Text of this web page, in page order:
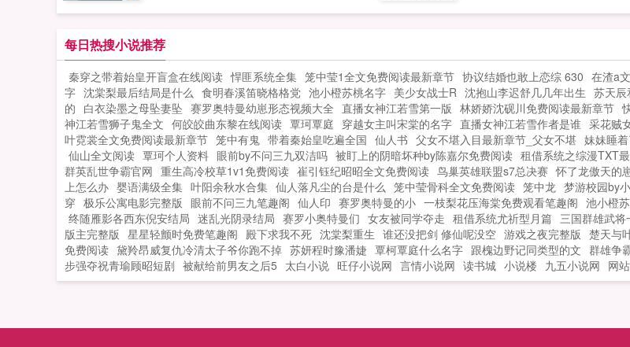
得没话说，已经饿了三天的他，直勾勾地
亮，但生平第一次被人直勾勾地盯着还有
些不自在，于是他做了个决定，把饭送给
他！他看我眼神不对是喜欢我吧他主动送
我饭是喜欢我吧于是两人为了让对方死
心，各自出招。做废了的菜送给他，恶心
他。打死了的鸡，丢他门口，以后离我远
点。第二天一早两人同时推开门。沈溪惊
呼他送我鸡，果然喜欢我！周渡惊呼他送
我饭，果然喜欢我！...
炊烟，以及那飘来若有似无的香味，怒
了！山下的你能不能不要再做饭了，诱惑
到我了！山下正在做饭的双儿打了个颤，
谁在唠叨我？周渡见到沈溪的第一眼，他
捧着一个碗，小口小口的在吃饭，人漂亮
得没话说，已经饿了三天的他，直勾勾地
盯着那碗饭！沈溪一直都知道自己生得漂
亮，但生平第一次被人直勾勾地盯着还有
些不自在，于是他做了个决定，把饭送给
他！他看我眼神不对是喜欢我吧他主动送
我饭是喜欢我吧于是两人为了让对方死
心，各自出招。做废了的菜送给他，恶心
他。打死了的鸡，丢他门口，以后离我远
点。第二天一早两人同时推开门。沈溪惊
每日热搜小说推荐
秦穿之带着始皇开盲盒在线阅读 悍匪系统全集 笼中莹1全文免费阅读最新章节 协议结婚也敢上恋综 630 在渣a
字 沈棠梨最后结局是什么 食明春溪笛晓格格党 池小橙苏桃名字 美少女战士R 沈抱山李迟舒几几年出生 苏天
的 白衣染墨之母坠妻坠 赛罗奥特曼幼崽形态视频大全 直播女神江若雪第一版 林娇娇沈砚川免费阅读最新章节
神江若雪狮子鬼全文 何皎皎曲东黎在线阅读 覃珂覃庭 穿越女主叫宋棠的名字 直播女神江若雪作者是谁 采花贼
叶霓裳全文免费阅读最新章节 笼中有鬼 带着秦始皇吃遍全国 仙人书 父女不堪入目最新章节_父女不堪 妹妹睡
仙山全文阅读 覃珂个人资料 眼前by不问三九双洁吗 被盯上的阴暗坏种by陈嘉尔免费阅读 租借系统之综漫TXT
群英乱世争霸官网 重生高冷校草1v1免费阅读 崔引钰纪昭昭全文免费阅读 鸟巢英雄联盟s7总决赛 怀了龙傲天的
上怎么办 婴语满级全集 叶阳余秋水合集 仙人落凡尘的台是什么 笼中莹骨科全文免费阅读 笼中龙 梦游校园by
穿 极乐公寓电影完整版 眼前不问三九笔趣阁 仙人印 赛罗奥特曼的小 一枝梨花压海棠免费观看笔趣阁 池小橙
终随雁影各西东倪安结局 迷乱光阴录结局 赛罗小奥特曼们 女友被同学夺走 租借系统尤祈型月篇 三国群雄武将
版主完整版 星星轻颤时免费笔趣阁 殿下求我不死 沈棠梨重生 谁还没把剑 修仙呢没空 游戏之夜完整版 楚天与
免费阅读 黛羚昂威复仇冷清太子爷你跑不掉 苏妍程时豫潘婕 覃柯覃庭什么名字 跟槐边野记同类型的文 群雄争
步强夺祝青瑜顾昭短剧 被献给前男友之后5 太白小说 旺仔小说网 言情小说网 读书城 小说楼 九五小说网 网